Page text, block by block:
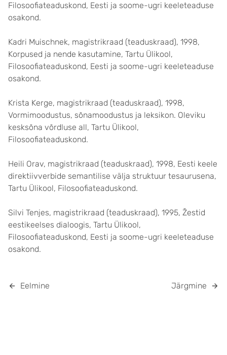
Filosoofiateaduskond, Eesti ja soome-ugri keeleteaduse
osakond.
Kadri Muischnek, magistrikraad (teaduskraad), 1998,
Korpused ja nende kasutamine, Tartu Ülikool,
Filosoofiateaduskond, Eesti ja soome-ugri keeleteaduse
osakond.
Krista Kerge, magistrikraad (teaduskraad), 1998,
Vormimoodustus, sõnamoodustus ja leksikon. Oleviku
kesksõna võrdluse all, Tartu Ülikool,
Filosoofiateaduskond.
Heili Orav, magistrikraad (teaduskraad), 1998, Eesti keele
direktiivverbide semantilise välja struktuur tesaurusena,
Tartu Ülikool, Filosoofiateaduskond.
Silvi Tenjes, magistrikraad (teaduskraad), 1995, Žestid
eestikeelses dialoogis, Tartu Ülikool,
Filosoofiateaduskond, Eesti ja soome-ugri keeleteaduse
osakond.
Eelmine Järgmine